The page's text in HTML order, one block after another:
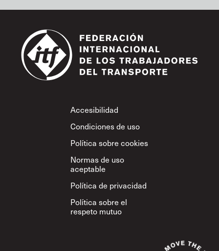
Footer
Accesibilidad
Condiciones de uso
Política sobre cookies
Normas de uso
aceptable
Política de privacidad
Política sobre el
respeto mutuo